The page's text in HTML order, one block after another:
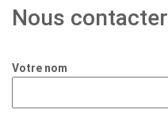
Nous contacter
Votre nom